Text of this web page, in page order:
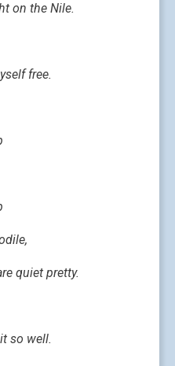
on the Nile.
free.
quiet pretty.
so well.